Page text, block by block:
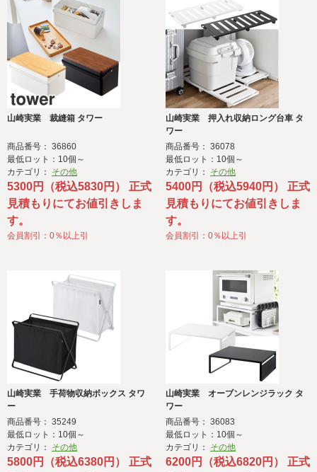
山崎実業 裁縫箱 タワー
商品番号： 36860
最低ロット：10個～
カテゴリ： その他
5300円（税込5830円） 正式
見積もりにてお値引きしま
す。
会員割引：0％以上引
山崎実業 押入れ収納ロング台車 タ
ワー
商品番号： 36078
最低ロット：10個～
カテゴリ： その他
5400円（税込5940円） 正式
見積もりにてお値引きしま
す。
会員割引：0％以上引
山崎実業 手荷物収納ボックス タワ
ー
商品番号： 35249
最低ロット：10個～
カテゴリ： その他
5800円（税込6380円） 正式
山崎実業 オーブンレンジラック タ
ワー
商品番号： 36083
最低ロット：10個～
カテゴリ： その他
6200円（税込6820円） 正式